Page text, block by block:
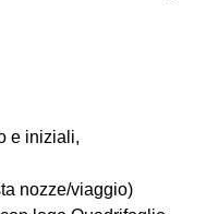
e iniziali,
nozze/viaggio)